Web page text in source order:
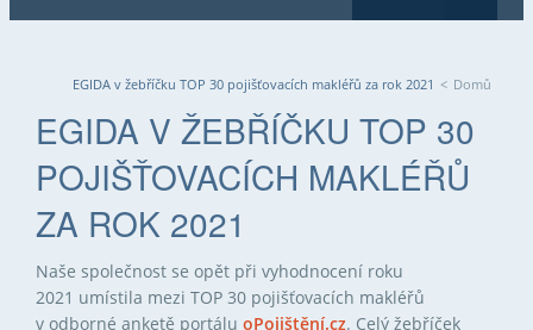
Domů
<
EGIDA v žebříčku TOP 30 pojišťovacích makléřů za rok 2021
EGIDA V ŽEBŘÍČKU TOP 30
POJIŠŤOVACÍCH MAKLÉŘŮ
ZA ROK 2021
Naše společnost se opět při vyhodnocení roku
2021 umístila mezi TOP 30 pojišťovacích makléřů
v odborné anketě portálu oPojištění.cz. Celý žebříček